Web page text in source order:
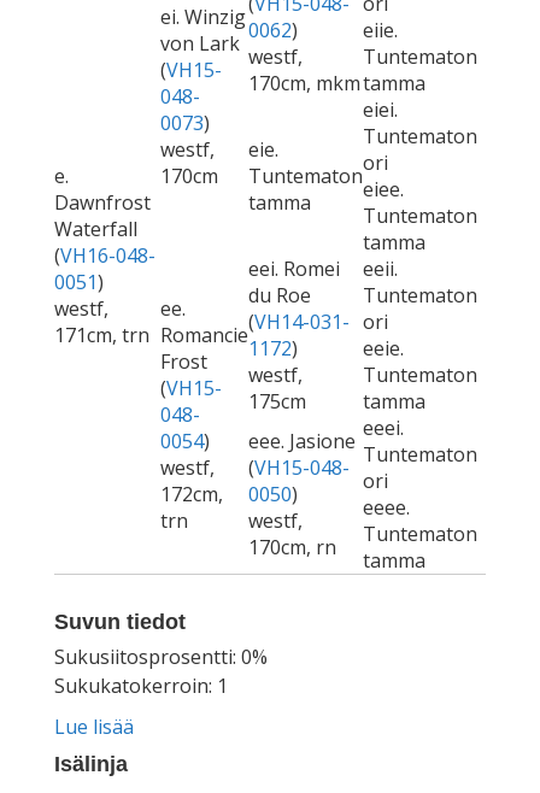
e.
Dawnfrost
Waterfall
(VH16-048-
0051)
westf,
171cm, trn
ei. Winzig
von Lark
(VH15-
048-
0073)
westf,
170cm
0062)
westf,
170cm, mkm
eiie.
Tuntematon
tamma
eie.
Tuntematon
tamma
eiei.
Tuntematon
ori
eiee.
Tuntematon
tamma
ee.
Romancie
Frost
(VH15-
048-
0054)
westf,
172cm,
trn
eei. Romei
du Roe
(VH14-031-
1172)
westf,
175cm
eeii.
Tuntematon
ori
eeie.
Tuntematon
tamma
eee. Jasione
(VH15-048-
0050)
westf,
170cm, rn
eeei.
Tuntematon
ori
eeee.
Tuntematon
tamma
Suvun tiedot
Sukusiitosprosentti: 0%
Sukukatokerroin: 1
Lue lisää
Isälinja